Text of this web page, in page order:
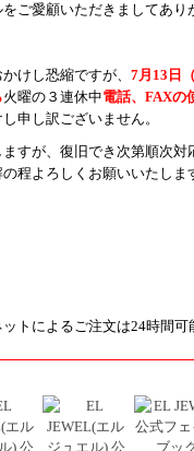
ご愛顧いただきましてあり
けし恐縮ですが、 7月13日
火曜の３連休中電話、FAXの
申し訳ございません。
すが、復旧でき次第順次対
程よろしくお願いいたしま
トによるご注文は24時間可